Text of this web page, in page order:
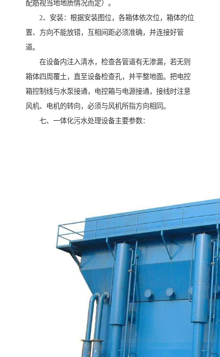
配筋视当地地质情况而定）。
2、安装：根据安装图位，各箱体依次位，箱体的位
置、方向不能放错，互相间距必须准确，并连接好管
道。
在设备内注入清水，检查各管道有无渗漏，若无则
箱体四周覆土，直至设备检查孔，并平整地面。把电控
箱控制线与水泵接通，电控箱与电源接通，接线时注意
风机、电机的转向，必须与风机所指方向相同。
七、一体化污水处理设备主要参数：